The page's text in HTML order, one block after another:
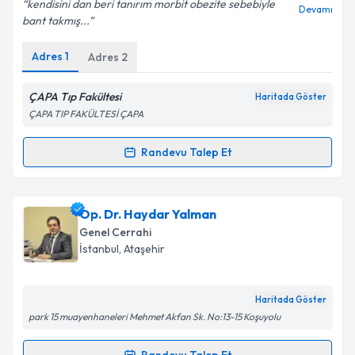
Kişisel verilerimin işlenmesine ilişkinAydınlatma
Metni'ni okudum ve kişisel verilerimin belirtilen
kapsamda işlenmesini kabul ediyorum.
Takvim Talebini Gönder
kendisini dan beri tanırım morbit obezite sebebiyle
bant takmış...
Devamı
Adres 1 Adres 2
ÇAPA Tıp Fakültesi Haritada Göster
ÇAPA TIP FAKÜLTESİ ÇAPA
Randevu Talep Et
Randevu Takvimi Talebi
Prof. Dr. Alp Bozboraiçin randevu takvimi talebi
oluşturun. Size bu uzmandan randevu almanız için bir
takvim hazırlandığında e-posta ile bilgilendireceğiz.
Op. Dr. Haydar Yalman
Genel Cerrahi
İstanbul, Ataşehir
Haritada Göster
park 15 muayenhaneleri Mehmet Akfan Sk. No:13-15 Koşuyolu